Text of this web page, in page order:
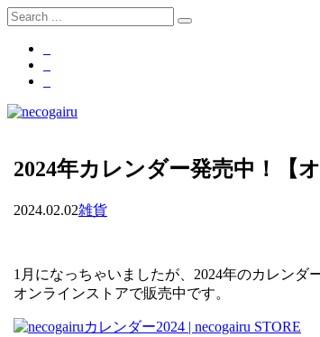
2024年カレンダー発売中！【
2024.02.02雑貨
1月になっちゃいましたが、2024年のカレンダ
オンラインストアで販売中です。